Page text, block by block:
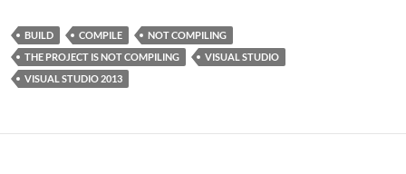
BUILD COMPILE
NOT COMPILING
THE PROJECT IS NOT COMPILING
VISUAL STUDIO
VISUAL STUDIO 2013